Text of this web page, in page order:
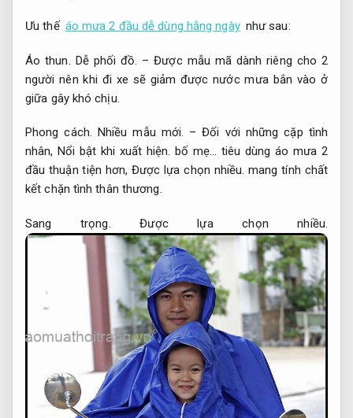
Ưu thế áo mưa 2 đầu dễ dùng hằng ngày như sau:
Áo thun. Dễ phối đồ. – Được mẫu mã dành riêng cho 2
người nên khi đi xe sẽ giảm được nước mưa bắn vào ở
giữa gây khó chịu.
Phong cách. Nhiều mẫu mới. – Đối với những cặp tình
nhân,Nổi bật khi xuất hiện. bố mẹ… tiêu dùng áo mưa 2
đầu thuận tiện hơn, Được lựa chọn nhiều. mang tính chất
kết chặn tình thân thương.
Sang trọng. Được lựa chọn nhiều.